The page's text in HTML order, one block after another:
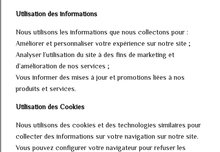
Utilisation des informations
Nous utilisons les informations que nous collectons pour :
Améliorer et personnaliser votre expérience sur notre site ;
Analyser l’utilisation du site à des fins de marketing et
d’amélioration de nos services ;
Vous informer des mises à jour et promotions liées à nos
produits et services.
Utilisation des Cookies
Nous utilisons des cookies et des technologies similaires pour
collecter des informations sur votre navigation sur notre site.
Vous pouvez configurer votre navigateur pour refuser les